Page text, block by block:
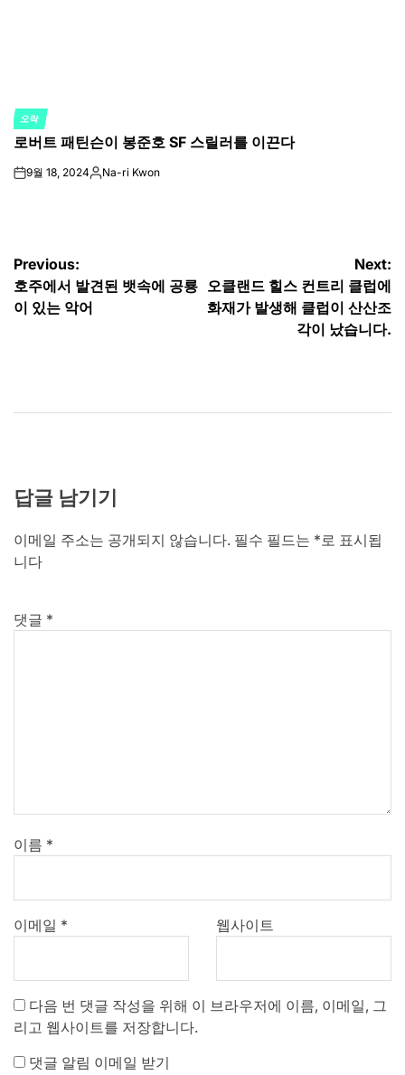
POSTED
IN
오락
로버트 패틴슨이 봉준호 SF 스릴러를 이끈다
on9월 18, 2024Posted
Na-ri Kwon
글
탐
Previous:
호주에서 발견된 뱃속에 공룡
이 있는 악어
Next:
오클랜드 힐스 컨트리 클럽에
화재가 발생해 클럽이 산산조
각이 났습니다.
답글 남기기
이메일 주소는 공개되지 않습니다. 필수 필드는 *로 표시됩
니다
댓글 *
이름 *
이메일 * 웹사이트
다음 번 댓글 작성을 위해 이 브라우저에 이름, 이메일, 그
리고 웹사이트를 저장합니다.
댓글 알림 이메일 받기